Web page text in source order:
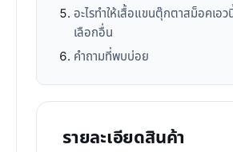
อะไรทำให้เสื้อแขนตุ๊กตาสม็อคเอ
เลือกอื่น
คำถามที่พบบ่อย
รายละเอียดสินค้า